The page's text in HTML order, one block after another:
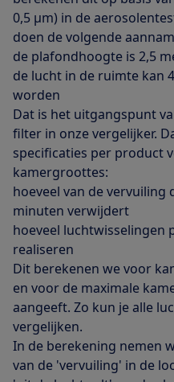
0,5 µm) in de
doen de volgende
de plafondhoogte is 2,5
de lucht in de ruimte kan
worden
Dat is het uitgangspunt
filter in onze vergelijker.
specificaties per product
kamergroottes:
hoeveel van de vervuiling
minuten verwijdert
hoeveel luchtwisselingen
realiseren
Dit berekenen we voor
en voor de maximale
aangeeft. Zo kun je alle
vergelijken.
In de berekening nemen
van de 'vervuiling' in de